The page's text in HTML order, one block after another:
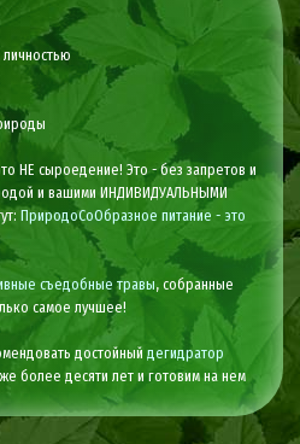
личностью
НЕ сыроедение! Это - без запретов и
и вашими ИНДИВИДУАЛЬНЫМИ
ПриродоСоОбразное питание - это
съедобные травы, собранные
самое лучшее!
достойныйдегидратор
более десяти лет и готовим на нем